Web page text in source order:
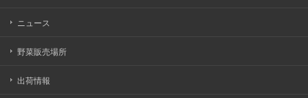
ニュース
野菜販売場所
出荷情報